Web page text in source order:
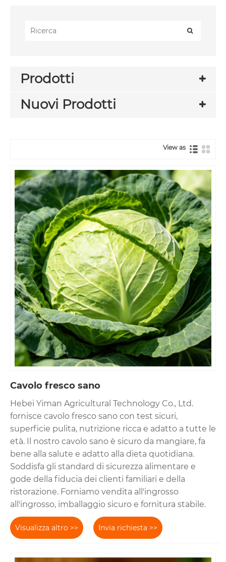
Prodotti
Nuovi Prodotti
View as
Cavolo fresco sano
Hebei Yiman Agricultural Technology Co., Ltd.
fornisce cavolo fresco sano con test sicuri,
superficie pulita, nutrizione ricca e adatto a tutte le
età. Il nostro cavolo sano è sicuro da mangiare, fa
bene alla salute e adatto alla dieta quotidiana.
Soddisfa gli standard di sicurezza alimentare e
gode della fiducia dei clienti familiari e della
ristorazione. Forniamo vendita all'ingrosso
all'ingrosso, imballaggio sicuro e fornitura stabile.
Visualizza altro >> Invia richiesta >>